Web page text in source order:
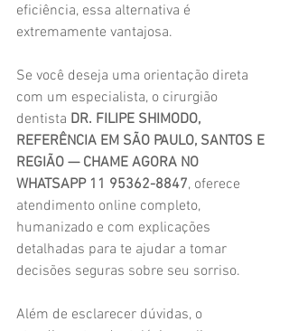
eficiência, essa alternativa é
extremamente vantajosa.
Se você deseja uma orientação direta
com um especialista, o cirurgião
dentista DR. FILIPE SHIMODO,
REFERÊNCIA EM SÃO PAULO, SANTOS E
REGIÃO — CHAME AGORA NO
WHATSAPP 11 95362-8847, oferece
atendimento online completo,
humanizado e com explicações
detalhadas para te ajudar a tomar
decisões seguras sobre seu sorriso.
Além de esclarecer dúvidas, o